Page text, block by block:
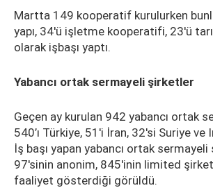
Martta 149 kooperatif kurulurken
yapı, 34'ü işletme kooperatifi, 23'ü
olarak işbaşı yaptı.
Yabancı ortak sermayeli şirketler
Geçen ay kurulan 942 yabancı ortak
540’ı Türkiye, 51'i İran, 32'si Suriye ve
İş başı yapan yabancı ortak
97'sinin anonim, 845'inin limited
faaliyet gösterdiği görüldü.